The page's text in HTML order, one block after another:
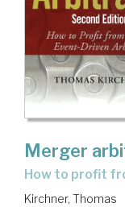
Merger
how to profit
Kirchner, Thomas